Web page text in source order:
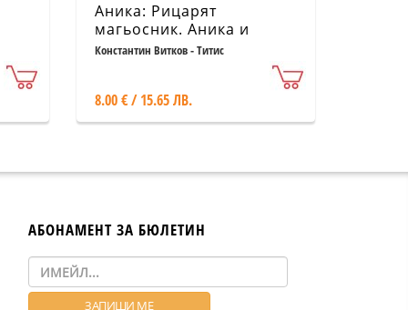
Аника: Рицарят
магьосник. Аника и
изгубените котки
Константин Витков - Титис
8.00 € / 15.65 ЛВ.
АБОНАМЕНТ ЗА БЮЛЕТИН